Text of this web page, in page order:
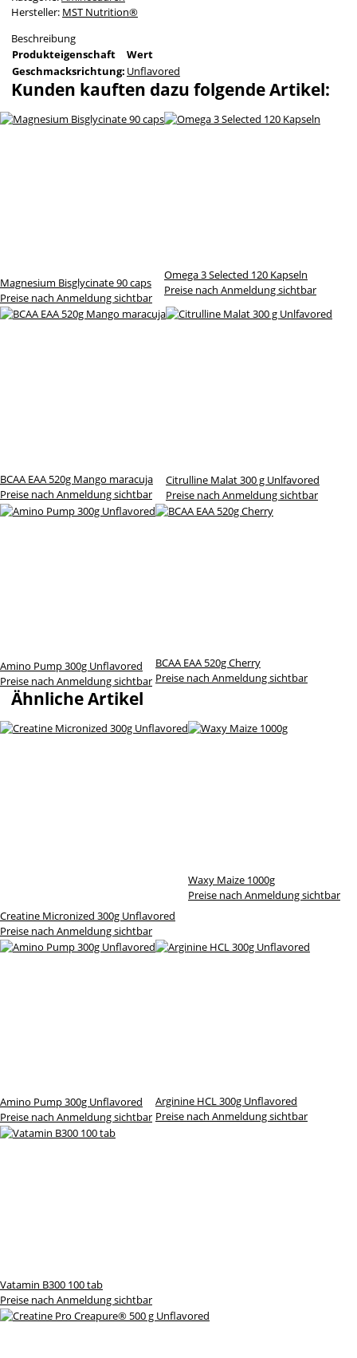
Hersteller: MST Nutrition®
Beschreibung
Produkteigenschaft
Wert
Geschmacksrichtung: Unflavored
Kunden kauften dazu folgende Artikel:
Magnesium Bisglycinate 90 caps
Preise nach Anmeldung sichtbar
Omega 3 Selected 120 Kapseln
Preise nach Anmeldung sichtbar
BCAA EAA 520g Mango maracuja
Preise nach Anmeldung sichtbar
Citrulline Malat 300 g Unlfavored
Preise nach Anmeldung sichtbar
Amino Pump 300g Unflavored
Preise nach Anmeldung sichtbar
BCAA EAA 520g Cherry
Preise nach Anmeldung sichtbar
Ähnliche Artikel
Creatine Micronized 300g Unflavored
Preise nach Anmeldung sichtbar
Waxy Maize 1000g
Preise nach Anmeldung sichtbar
Amino Pump 300g Unflavored
Preise nach Anmeldung sichtbar
Arginine HCL 300g Unflavored
Preise nach Anmeldung sichtbar
Vatamin B300 100 tab
Preise nach Anmeldung sichtbar